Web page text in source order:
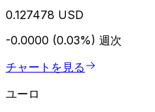
0.127478 USD
-0.0000 (0.03%) 週次
チャートを見る
ユーロ